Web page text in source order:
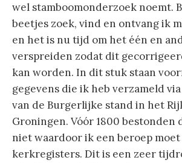
wel stamboomonderzoek noemt.
beetjes zoek, vind en ontvang ik
en het is nu tijd om het één en
verspreiden zodat dit
kan worden. In dit stuk staan
gegevens die ik heb verzameld
van de Burgerlijke stand in het
Groningen. Vóór 1800 bestonden
niet waardoor ik een beroep moet
kerkregisters. Dit is een zeer